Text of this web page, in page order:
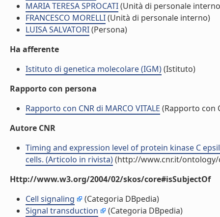
MARIA TERESA SPROCATI(Unità di personale
FRANCESCO MORELLI(Unità di personale interno)
LUISA SALVATORI(Persona)
Ha afferente
Istituto di genetica molecolare (IGM)(Istituto)
Rapporto con persona
Rapporto con CNR di MARCO VITALE (Rapporto con
Autore CNR
Timing and expression level of protein kinase C
cells. (Articolo in rivista)(http://www.cnr.it/
Http://www.w3.org/2004/02/skos/core#isSubjectOf
Cell signaling
(Categoria DBpedia)
Signal transduction
(Categoria DBpedia)